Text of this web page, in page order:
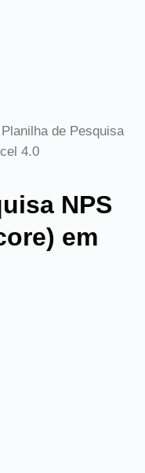
Planilha de Pesquisa
4.0
NPS
em